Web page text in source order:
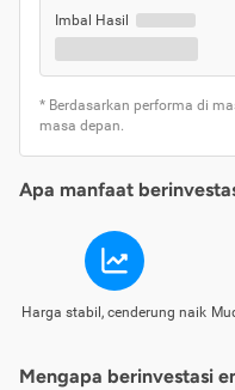
Imbal Hasil
* Berdasarkan performa di
masa depan.
Apa manfaat
Harga stabil, cenderung naik
Mengapa berinvestasi